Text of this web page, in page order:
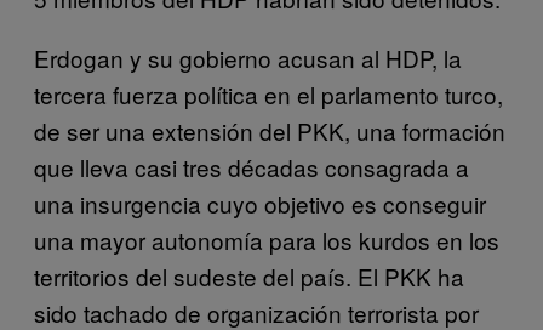
Erdogan y su gobierno acusan al HDP, la
tercera fuerza política en el parlamento turco,
de ser una extensión del PKK, una formación
que lleva casi tres décadas consagrada a
una insurgencia cuyo objetivo es conseguir
una mayor autonomía para los kurdos en los
territorios del sudeste del país. El PKK ha
sido tachado de organización terrorista por